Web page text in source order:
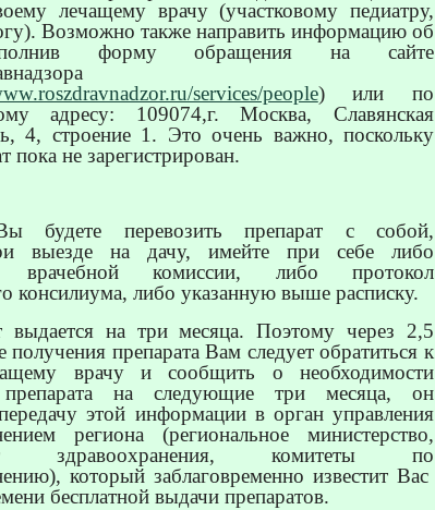
лечащему врачу (участковому педиатру,
Возможно также направить информацию об
форму обращения на сайте
services/people) или по
адресу: 109074,г. Москва, Славянская
4, строение 1. Это очень важно, поскольку
пока не зарегистрирован.
будете перевозить препарат с собой,
выезде на дачу, имейте при себе либо
врачебной комиссии, либо протокол
консилиума, либо указанную выше расписку.
выдается на три месяца. Поэтому через 2,5
получения препарата Вам следует обратиться к
врачу и сообщить о необходимости
препарата на следующие три месяца, он
этой информации в орган управления
региона (региональное министерство,
здравоохранения, комитеты по
который заблаговременно известит Вас
бесплатной выдачи препаратов.